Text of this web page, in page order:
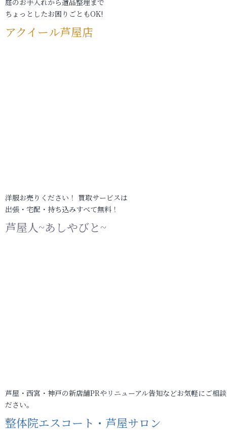
庭のお手入れから遺品整理まで
ちょっとしたお困りごともOK!
アクイール芦屋店
洋服お売りください！ 買取サービスは
出張・宅配・持ち込みすべて無料！
芦屋人~あしやびと~
芦屋・西宮・神戸の新店舗PRやリニューアル告知などお気軽にご相
ださい。
整体院エスコート・芦屋サロン